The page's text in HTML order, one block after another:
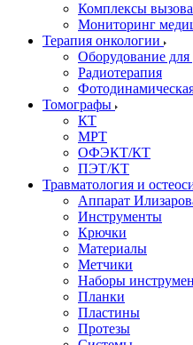
Комплексы вызова
Мониторинг
Терапия онкологии
Оборудование для
Радиотерапия
Томографы
КТ
МРТ
ОФЭКТ/КТ
ПЭТ/КТ
Травматология и
Аппарат
Инструменты
Крючки
Материалы
Метчики
Наборы
Планки
Пластины
Протезы